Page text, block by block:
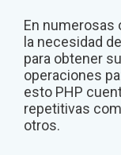
En numerosas
la necesidad
para obtener
operaciones
esto PHP
repetitivas
otros.